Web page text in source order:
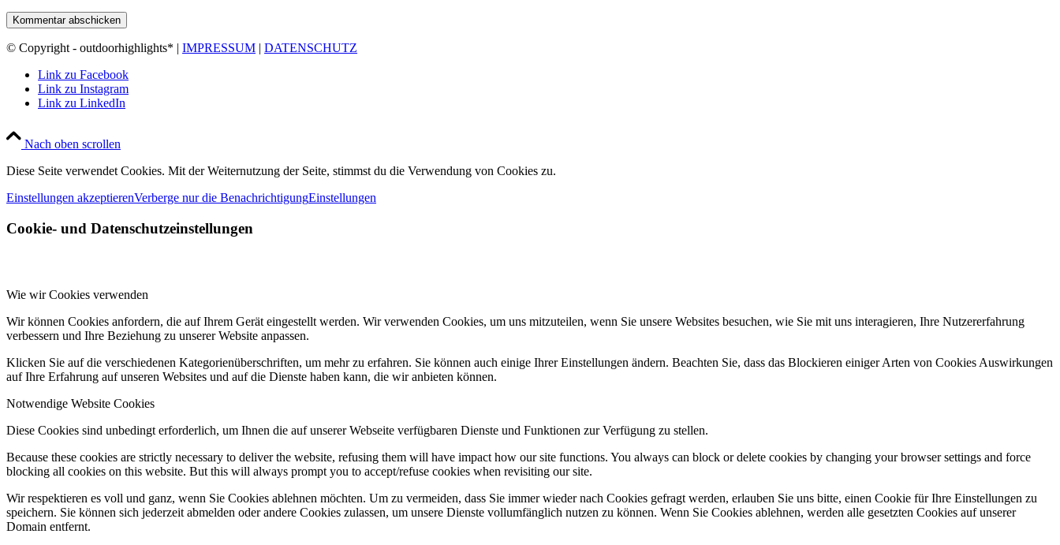
© Copyright - outdoorhighlights* | IMPRESSUM | DATENSCHUTZ
Link zu Facebook
Link zu Instagram
Link zu LinkedIn
Nach oben scrollen
Diese Seite verwendet Cookies. Mit der Weiternutzung der Seite, stimmst du die Verwendung von Cookies zu.
Einstellungen akzeptierenVerberge nur die BenachrichtigungEinstellungen
Cookie- und Datenschutzeinstellungen
Wie wir Cookies verwenden
Wir können Cookies anfordern, die auf Ihrem Gerät eingestellt werden. Wir verwenden Cookies, um uns mitzuteilen, wenn Sie unsere Websites besuchen, wie Sie mit uns interagieren, Ihre Nutzererfahrung
verbessern und Ihre Beziehung zu unserer Website anpassen.
Klicken Sie auf die verschiedenen Kategorienüberschriften, um mehr zu erfahren. Sie können auch einige Ihrer Einstellungen ändern. Beachten Sie, dass das Blockieren einiger Arten von Cookies Auswirkungen
auf Ihre Erfahrung auf unseren Websites und auf die Dienste haben kann, die wir anbieten können.
Notwendige Website Cookies
Diese Cookies sind unbedingt erforderlich, um Ihnen die auf unserer Webseite verfügbaren Dienste und Funktionen zur Verfügung zu stellen.
Because these cookies are strictly necessary to deliver the website, refusing them will have impact how our site functions. You always can block or delete cookies by changing your browser settings and force
blocking all cookies on this website. But this will always prompt you to accept/refuse cookies when revisiting our site.
Wir respektieren es voll und ganz, wenn Sie Cookies ablehnen möchten. Um zu vermeiden, dass Sie immer wieder nach Cookies gefragt werden, erlauben Sie uns bitte, einen Cookie für Ihre Einstellungen zu
speichern. Sie können sich jederzeit abmelden oder andere Cookies zulassen, um unsere Dienste vollumfänglich nutzen zu können. Wenn Sie Cookies ablehnen, werden alle gesetzten Cookies auf unserer
Domain entfernt.